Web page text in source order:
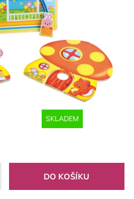
SKLADEM